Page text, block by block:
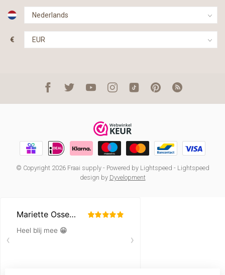
€
© Copyright 2026 Fraai supply- Powered by Lightspeed - Lightspeed
design by Dyvelopment